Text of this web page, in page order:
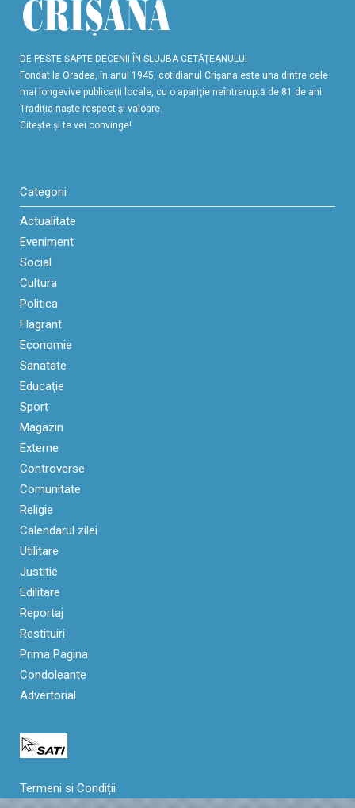
DE PESTE ŞAPTE DECENII ÎN SLUJBA CETĂŢEANULUI
Fondat la Oradea, în anul 1945, cotidianul Crişana este una dintre cele
mai longevive publicaţii locale, cu o apariţie neîntreruptă de 81 de ani.
Tradiţia naşte respect şi valoare.
Citeşte şi te vei convinge!
Categorii
Actualitate
Eveniment
Social
Cultura
Politica
Flagrant
Economie
Sanatate
Educaţie
Sport
Magazin
Externe
Controverse
Comunitate
Religie
Calendarul zilei
Utilitare
Justitie
Edilitare
Reportaj
Restituiri
Prima Pagina
Condoleante
Advertorial
Termeni si Condiții